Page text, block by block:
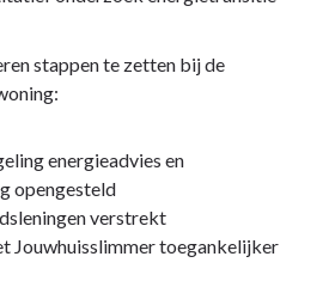
stappen te zetten bij de
energieadvies en
opengesteld
verstrekt
Jouwhuisslimmer toegankelijker